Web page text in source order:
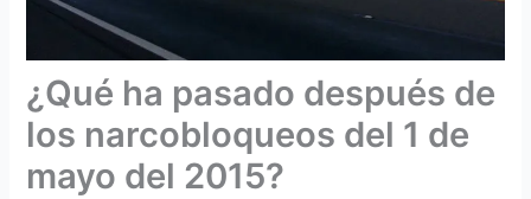
¿Qué ha pasado después de
los narcobloqueos del 1 de
mayo del 2015?